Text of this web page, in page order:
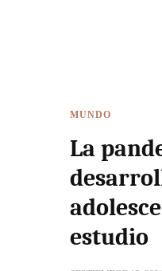
MUNDO
La
estudio